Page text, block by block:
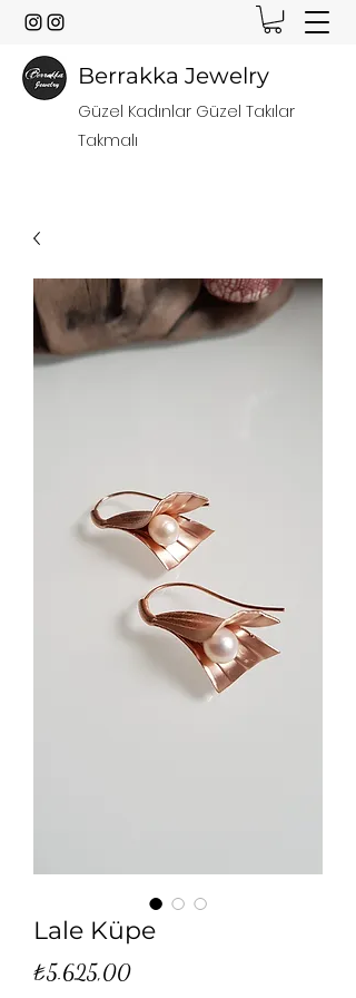
Berrakka Jewelry
Güzel Kadınlar Güzel Takılar
Takmalı
Lale Küpe
₺5.625,00Fiyat